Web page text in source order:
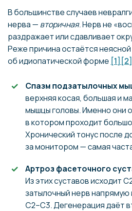
В большинстве случаев
нерва — вторичная. Нерв не
раздражает или сдавливает
Реже причина остаётся
об идиопатической форме [1] [2]
Спазм подзатылочных
верхняя косая, большая и
мышцы головы. Именно они
в котором проходит
Хронический тонус после
за монитором — самая
Артроз фасеточного
Из этих суставов исходит
затылочный нерв напрямую
С2–С3. Дегенерация даёт